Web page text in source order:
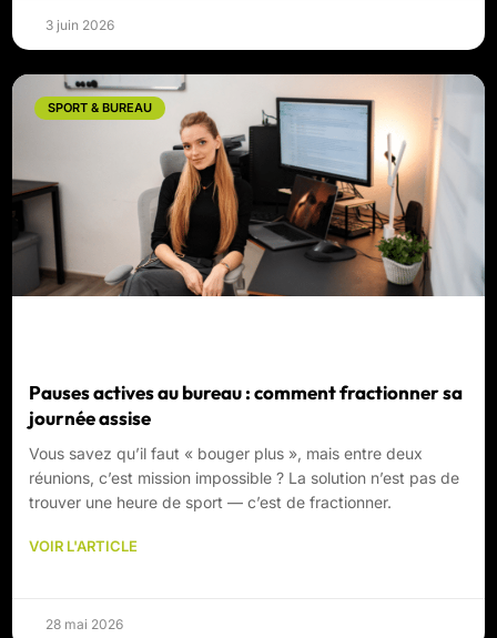
3 juin 2026
SPORT & BUREAU
Pauses actives au bureau : comment fractionner sa
journée assise
Vous savez qu’il faut « bouger plus », mais entre deux
réunions, c’est mission impossible ? La solution n’est pas de
trouver une heure de sport — c’est de fractionner.
VOIR L'ARTICLE
28 mai 2026